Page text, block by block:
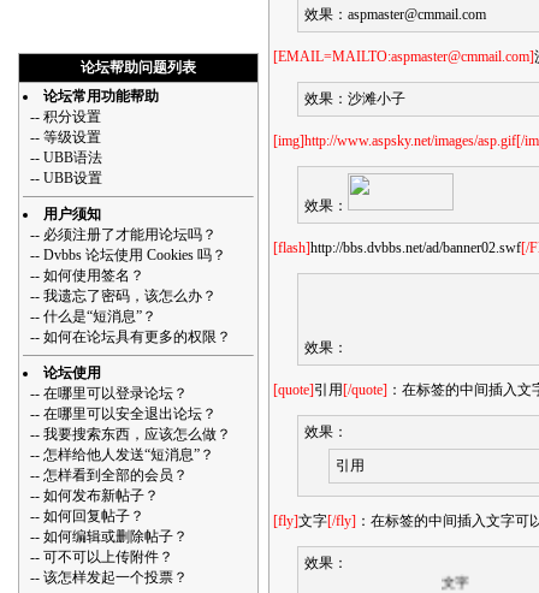
论坛帮助问题列表
论坛常用功能帮助
-- 积分设置
-- 等级设置
-- UBB语法
-- UBB设置
用户须知
-- 必须注册了才能用论坛吗？
-- Dvbbs 论坛使用 Cookies 吗？
-- 如何使用签名？
-- 我遗忘了密码，该怎么办？
-- 什么是“短消息”？
-- 如何在论坛具有更多的权限？
论坛使用
-- 在哪里可以登录论坛？
-- 在哪里可以安全退出论坛？
-- 我要搜索东西，应该怎么做？
-- 怎样给他人发送“短消息”？
-- 怎样看到全部的会员？
-- 如何发布新帖子？
-- 如何回复帖子？
-- 如何编辑或删除帖子？
-- 可不可以上传附件？
-- 该怎样发起一个投票？
效果： aspmaster@cmmail.com
[EMAIL=MAILTO:aspmaster@cmmail.com]
效果： 沙滩小子
[img]http://www.aspsky.net/images/asp.gif[/
效果：
[flash]http://bbs.dvbbs.net/ad/banner02.swf[/
效果：
[quote]引用 [/quote] ：在标签的中间插入
效果：
引用
[fly]文字[/fly] ：在标签的中间插入文字
效果：
文字